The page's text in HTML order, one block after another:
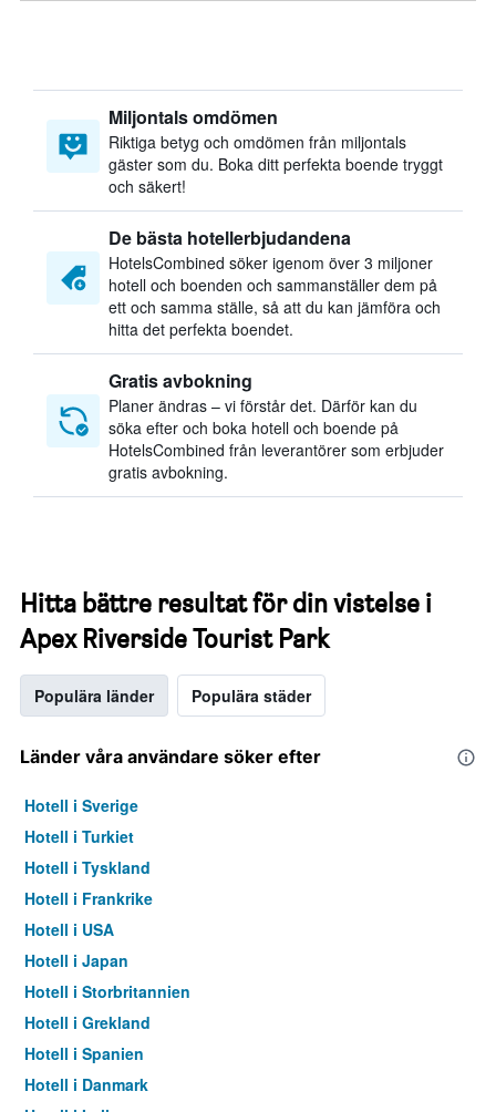
Miljontals omdömen
Riktiga betyg och omdömen från miljontals
gäster som du. Boka ditt perfekta boende tryggt
och säkert!
De bästa hotellerbjudandena
HotelsCombined söker igenom över 3 miljoner
hotell och boenden och sammanställer dem på
ett och samma ställe, så att du kan jämföra och
hitta det perfekta boendet.
Gratis avbokning
Planer ändras – vi förstår det. Därför kan du
söka efter och boka hotell och boende på
HotelsCombined från leverantörer som erbjuder
gratis avbokning.
Hitta bättre resultat för din vistelse i
Apex Riverside Tourist Park
Populära länder Populära städer
Länder våra användare söker efter
Hotell i Sverige
Hotell i Turkiet
Hotell i Tyskland
Hotell i Frankrike
Hotell i USA
Hotell i Japan
Hotell i Storbritannien
Hotell i Grekland
Hotell i Spanien
Hotell i Danmark